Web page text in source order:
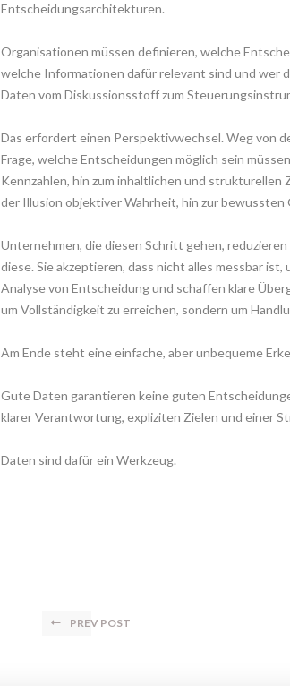
Entscheidungsarchitekturen.
Organisationen müssen definieren, welche
welche Informationen dafür relevant sind und wer
Daten vom Diskussionsstoff zum
Das erfordert einen Perspektivwechsel. Weg von
Frage, welche Entscheidungen möglich sein
Kennzahlen, hin zum inhaltlichen und strukturellen
der Illusion objektiver Wahrheit, hin zur
Unternehmen, die diesen Schritt gehen,
diese. Sie akzeptieren, dass nicht alles messbar
Analyse von Entscheidung und schaffen klare
um Vollständigkeit zu erreichen, sondern um
Am Ende steht eine einfache, aber unbequeme
Gute Daten garantieren keine guten
klarer Verantwortung, expliziten Zielen und einer
Daten sind dafür ein Werkzeug.
PREV POST